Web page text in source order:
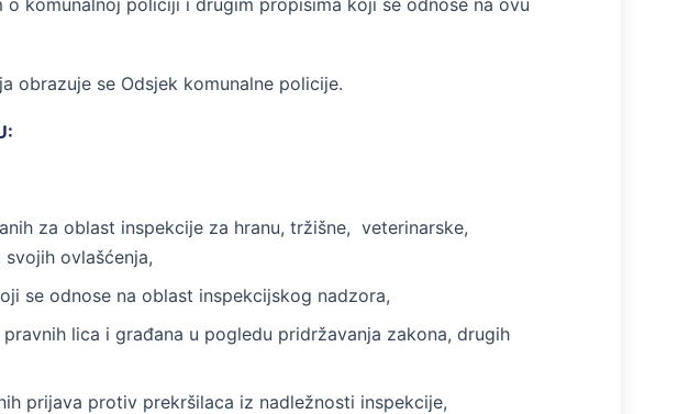
o komunalnoj policiji i drugim propisima koji se odnose na ovu
obrazuje se Odsjek komunalne policije.
za oblast inspekcije za hranu, tržišne, veterinarske,
ovlašćenja,
se odnose na oblast inspekcijskog nadzora,
lica i građana u pogledu pridržavanja zakona, drugih
prijava protiv prekršilaca iz nadležnosti inspekcije,